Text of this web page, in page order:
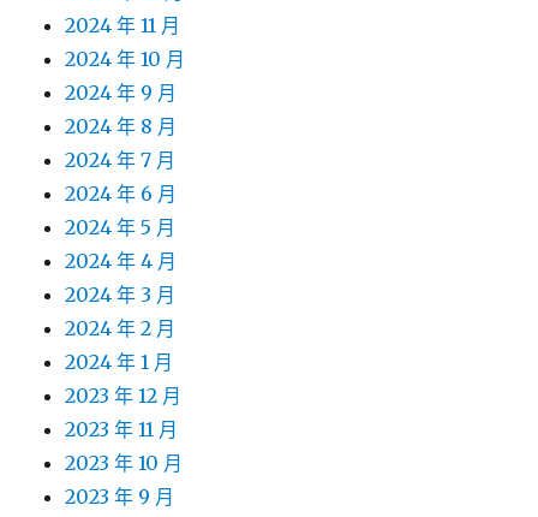
2024 年 11 月
2024 年 10 月
2024 年 9 月
2024 年 8 月
2024 年 7 月
2024 年 6 月
2024 年 5 月
2024 年 4 月
2024 年 3 月
2024 年 2 月
2024 年 1 月
2023 年 12 月
2023 年 11 月
2023 年 10 月
2023 年 9 月